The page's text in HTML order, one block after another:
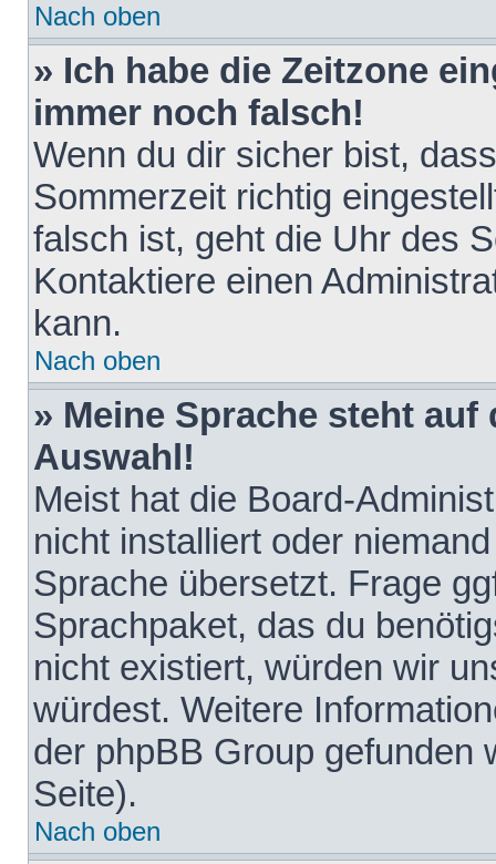
Nach oben
» Ich habe die Zeitzone
immer noch falsch!
Wenn du dir sicher bist,
Sommerzeit richtig
falsch ist, geht die Uhr des
Kontaktiere einen
kann.
Nach oben
» Meine Sprache steht
Auswahl!
Meist hat die Board-
nicht installiert oder
Sprache übersetzt. Frage
Sprachpaket, das du
nicht existiert, würden wir
würdest. Weitere
der phpBB Group gefunden
Seite).
Nach oben